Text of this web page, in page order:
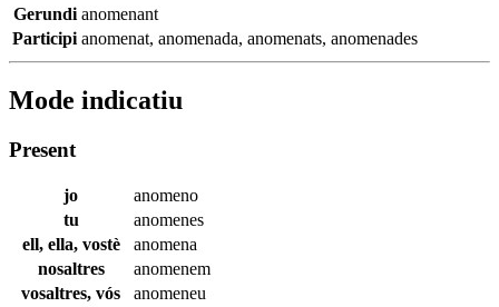
Gerundi anomenant
Participi anomenat, anomenada, anomenats, anomenades
Mode indicatiu
Present
jo
anomeno
tu
anomenes
ell, ella, vostè
anomena
nosaltres
anomenem
vosaltres, vós
anomeneu